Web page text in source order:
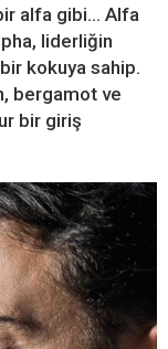
alfa gibi… Alfa
liderliğin
kokuya sahip.
bergamot ve
bir giriş